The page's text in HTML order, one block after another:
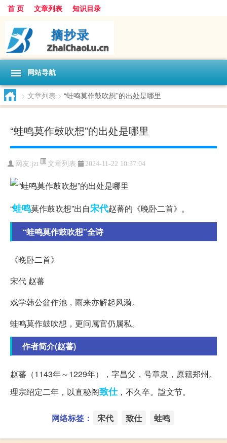
首 页 文章列表 知识目录
网站导航
> 文章列表 > “蛙鸣莫作鼓吹想”的出处是哪里
“蛙鸣莫作鼓吹想”的出处是哪里
网友:jzt 文章列表 2024-11-22 10:37:04
“蛙鸣莫作鼓吹想”出自宋代赵蕃的《晚卧二首》。
“蛙鸣莫作鼓吹想”全诗
《晚卧二首》
宋代 赵蕃
戏学韩公盆作池，雨来亦解起风漪。
蛙鸣莫作鼓吹想，更问属官仍属私。
作者简介(赵蕃)
赵蕃（1143年～1229年），字昌父，号章泉，原籍郑州。
理宗绍定二年，以直秘阁致仕，不久卒。諡文节。
网络标签： 宋代 致仕 蛙鸣